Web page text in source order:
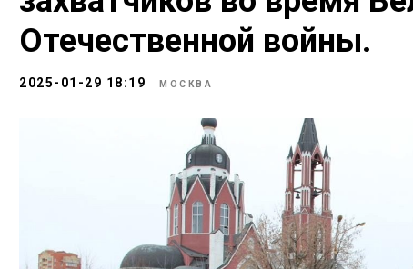
Отечественной войны.
2025-01-29 18:19 МОСКВА